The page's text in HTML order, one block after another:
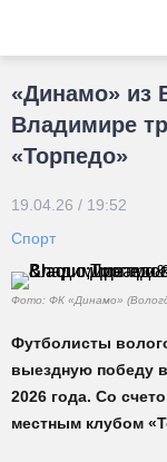
«Динамо» из
Владимире
«Торпедо»
19.04.26 / 19:52
Спорт
Фото: ФК «Динамо»
Футболисты
выездную победу
2026 года. Со
местным клубом